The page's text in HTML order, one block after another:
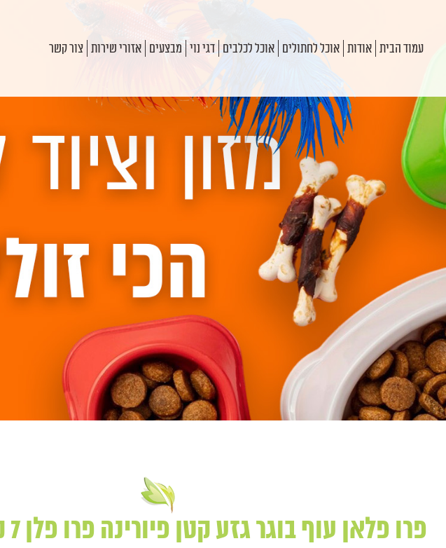
עמוד הבית אודות אוכל לחתולים אוכל לכלבים דגי נוי מבצעים אזורי שירות צור קשר
פרו פלאן עוף בוגר גזע קטן פיורינה פרו פלן 7 ק"ג 175 ש"ח